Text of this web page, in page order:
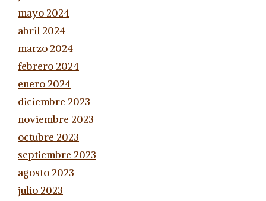
mayo 2024
abril 2024
marzo 2024
febrero 2024
enero 2024
diciembre 2023
noviembre 2023
octubre 2023
septiembre 2023
agosto 2023
julio 2023